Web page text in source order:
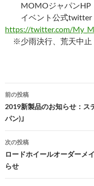
MOMOジャパンHP
イベント公式
https://twitter.com/
※少雨決行、荒天中止
投
稿
ナ
ビ
ゲ
ー
前の投稿
2019新製品のお知らせ：ス
パン)｣
次の投稿
ロードホイールオーダーメ
らせ